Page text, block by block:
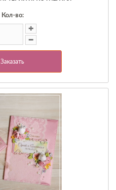
Кол-во:
Заказать